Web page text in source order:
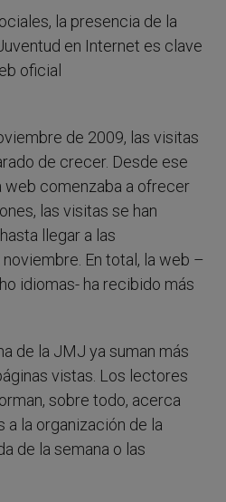
la presencia de la
en Internet es clave
oficial
de 2009, las visitas
de crecer. Desde ese
web comenzaba a ofrecer
las visitas se han
llegar a las
En total, la web –
idiomas- ha recibido más
de la JMJ ya suman más
vistas. Los lectores
sobre todo, acerca
la organización de la
de la semana o las